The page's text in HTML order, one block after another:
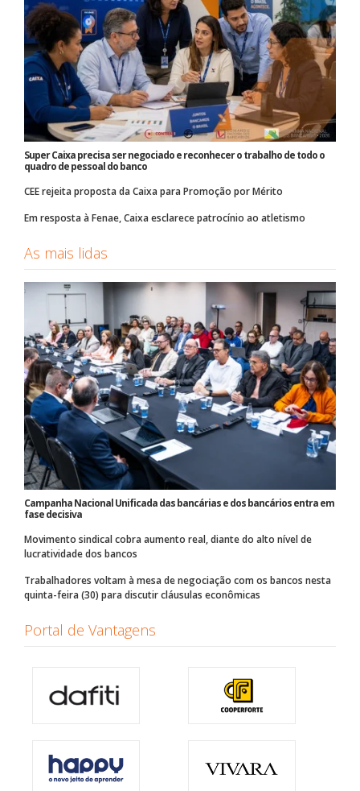
Super Caixa precisa ser negociado e reconhecer o trabalho de todo o
quadro de pessoal do banco
CEE rejeita proposta da Caixa para Promoção por Mérito
Em resposta à Fenae, Caixa esclarece patrocínio ao atletismo
As mais lidas
Campanha Nacional Unificada das bancárias e dos bancários entra em
fase decisiva
Movimento sindical cobra aumento real, diante do alto nível de
lucratividade dos bancos
Trabalhadores voltam à mesa de negociação com os bancos nesta
quinta-feira (30) para discutir cláusulas econômicas
Portal de Vantagens